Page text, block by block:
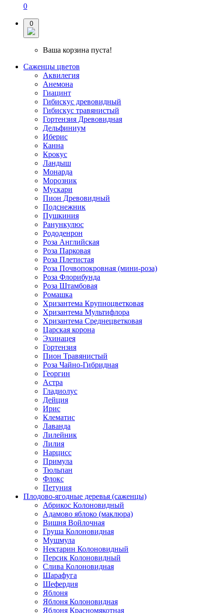
0
0
Ваша корзина пуста!
Саженцы цветов
Аквилегия
Анемона
Гиацинт
Гибискус древовидный
Гибискус травянистый
Гортензия Древовидная
Дельфиниум
Иберис
Канна
Крокус
Ландыш
Монарда
Морозник
Мускари
Пион Древовидный
Подснежник
Пушкиния
Ранункулюс
Рододенрон
Роза Английская
Роза Парковая
Роза Плетистая
Роза Почвопокровная (мини-роза)
Роза Флорибунда
Роза Штамбовая
Ромашка
Хризантема Крупноцветковая
Хризантема Мультифлора
Хризантема Среднецветковая
Царская корона
Эхинацея
Гортензия
Пион Травянистый
Роза Чайно-Гибридная
Георгин
Астра
Гладиолус
Дейция
Ирис
Клематис
Лаванда
Лилейник
Лилия
Нарцисс
Примула
Тюльпан
Флокс
Петуния
Плодово-ягодные деревья (саженцы)
Абрикос Колоновидный
Адамово яблоко (маклюра)
Вишня Войлочная
Груша Колоновидная
Мушмула
Нектарин Колоновидный
Персик Колоновидный
Слива Колоновидная
Шарафуга
Шефердия
Яблоня
Яблоня Колоновидная
Яблоня Красномякотная